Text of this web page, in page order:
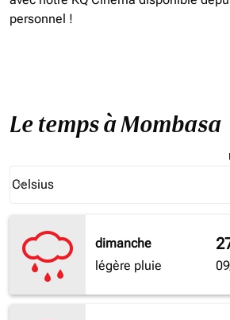
personnel !
Le temps à Mombasa
Celsius
keyboard_arrow_down
dimanche
légère pluie